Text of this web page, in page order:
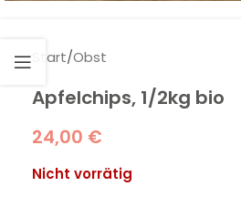
Start/Obst
Apfelchips, 1/2kg bio
24,00 €
Nicht vorrätig